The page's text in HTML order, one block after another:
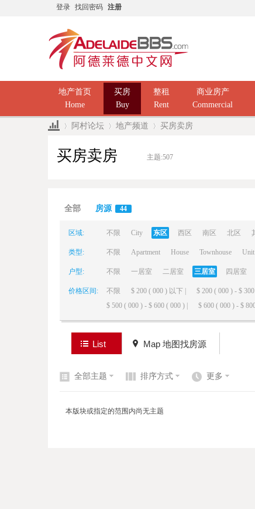
登录 找回密码 注册
地产首页
Home
买房
Buy
整租
Rent
商业房产
Commercial
阿村论坛 地产频道 买房卖房
买房卖房 主题:507
全部 房源 44
区域: 不限 City 东区 西区 南区 北区
类型: 不限 Apartment House Townhouse Unit
户型: 不限 一居室 二居室 三居室 四居室
价格区间: 不限 $ 200 ( 000 ) 以下 | $ 200 ( 000 ) - $ 300
$ 500 ( 000 ) - $ 600 ( 000 ) |
$ 600 ( 000 ) - $
List Map 地图找房源
全部主题 排序方式 更多
本版块或指定的范围内尚无主题